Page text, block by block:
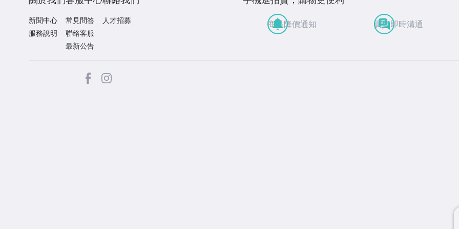
新聞中心
服務說明
常見問答
聯絡客服
最新公告
人才招募 商品降價通知 買賣即時溝通
facebook